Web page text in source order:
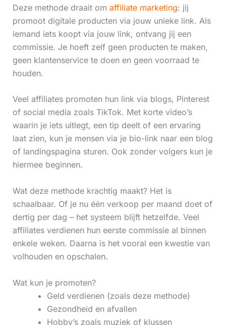
Deze methode draait om affiliate marketing: jij
promoot digitale producten via jouw unieke link. Als
iemand iets koopt via jouw link, ontvang jij een
commissie. Je hoeft zelf geen producten te maken,
geen klantenservice te doen en geen voorraad te
houden.
Veel affiliates promoten hun link via blogs, Pinterest
of social media zoals TikTok. Met korte video’s
waarin je iets uitlegt, een tip deelt of een ervaring
laat zien, kun je mensen via je bio-link naar een blog
of landingspagina sturen. Ook zonder volgers kun je
hiermee beginnen.
Wat deze methode krachtig maakt? Het is
schaalbaar. Of je nu één verkoop per maand doet of
dertig per dag – het systeem blijft hetzelfde. Veel
affiliates verdienen hun eerste commissie al binnen
enkele weken. Daarna is het vooral een kwestie van
volhouden en opschalen.
Wat kun je promoten?
Geld verdienen (zoals deze methode)
Gezondheid en afvallen
Hobby’s zoals muziek of klussen